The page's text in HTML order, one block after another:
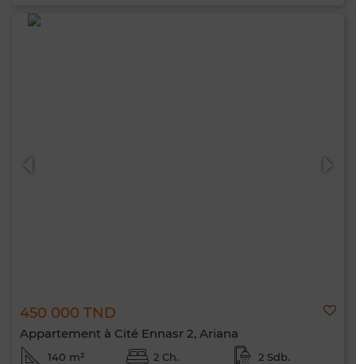
450 000 TND
Appartement à Cité Ennasr 2, Ariana
140 m² 2 Ch. 2 Sdb.